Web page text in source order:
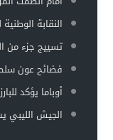
النقابة
تسييج جزء من
فضائح عون
أوباما يؤكد
الجيش الليبي